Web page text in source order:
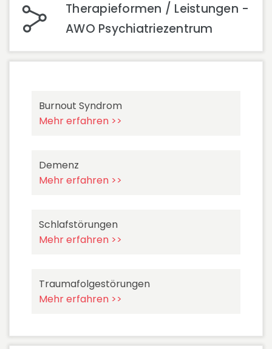
Therapieformen / Leistungen -
AWO Psychiatriezentrum
Burnout Syndrom
Mehr erfahren >>
Demenz
Mehr erfahren >>
Schlafstörungen
Mehr erfahren >>
Traumafolgestörungen
Mehr erfahren >>